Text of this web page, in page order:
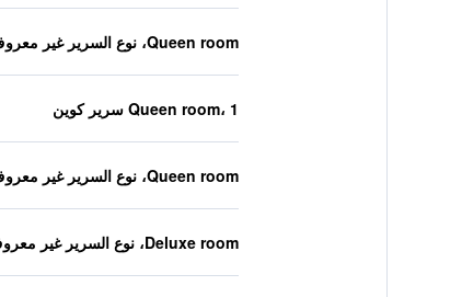
Queen room، نوع السرير غير معروف
Queen room، 1 سرير كوين
Queen room، نوع السرير غير معروف
Deluxe room، نوع السرير غير معروف